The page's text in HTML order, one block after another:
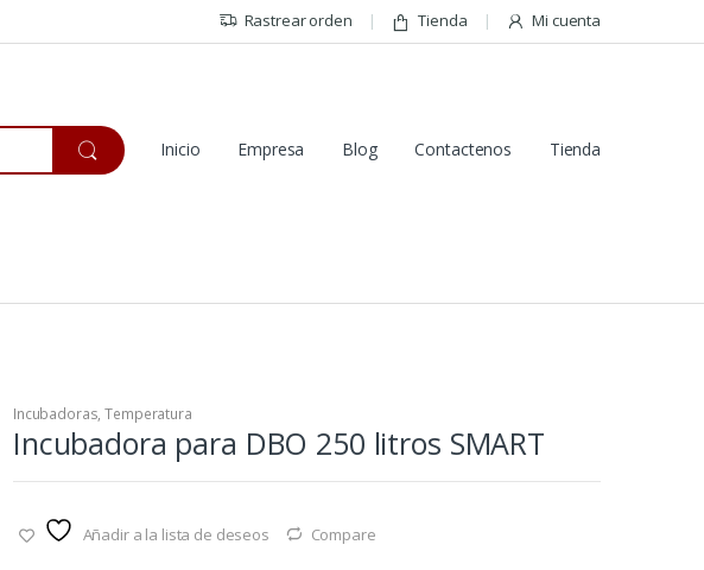
Rastrear orden Tienda Mi cuenta
Inicio Empresa Blog Contactenos Tienda
Incubadoras,Temperatura
Incubadora para DBO 250 litros SMART
Añadir a la lista de deseos Compare